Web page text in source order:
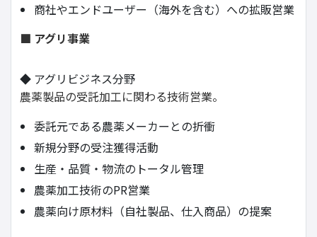
商社やエンドユーザー（海外を含む）への拡販営業
■ アグリ事業
◆ アグリビジネス分野
農薬製品の受託加工に関わる技術営業。
委託元である農薬メーカーとの折衝
新規分野の受注獲得活動
生産・品質・物流のトータル管理
農薬加工技術のPR営業
農薬向け原材料（自社製品、仕入商品）の提案